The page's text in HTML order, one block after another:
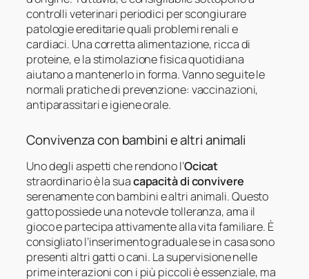
controlli veterinari periodici per scongiurare
patologie ereditarie quali problemi renali e
cardiaci. Una corretta alimentazione, ricca di
proteine, e la stimolazione fisica quotidiana
aiutano a mantenerlo in forma. Vanno seguite le
normali pratiche di prevenzione: vaccinazioni,
antiparassitari e igiene orale.
Convivenza con bambini e altri animali
Uno degli aspetti che rendono l’Ocicat
straordinario è la suacapacità di convivere
serenamente con bambini e altri animali. Questo
gatto possiede una notevole tolleranza, ama il
gioco e partecipa attivamente alla vita familiare. È
consigliato l’inserimento graduale se in casa sono
presenti altri gatti o cani. La supervisione nelle
prime interazioni con i più piccoli è essenziale, ma